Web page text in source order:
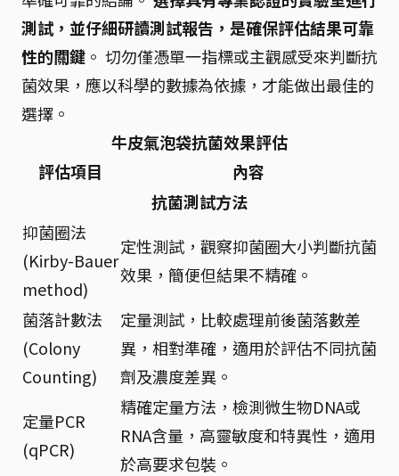
測試，並仔細研讀測試報告，是確保評估結果可靠
性的關鍵 。 切勿僅憑單一指標或主觀感受來判斷抗
菌效果，應以科學的數據為依據，才能做出最佳的
選擇。
牛皮氣泡袋抗菌效果評估
評估項目
內容
抗菌測試方法
抑菌圈法
(Kirby-Bauer
method)
定性測試，觀察抑菌圈大小判斷抗菌
效果，簡便但結果不精確。
菌落計數法
(Colony
Counting)
定量測試，比較處理前後菌落數差
異，相對準確，適用於評估不同抗菌
劑及濃度差異。
定量PCR
(qPCR)
精確定量方法，檢測微生物DNA或
RNA含量，高靈敏度和特異性，適用
於高要求包裝。